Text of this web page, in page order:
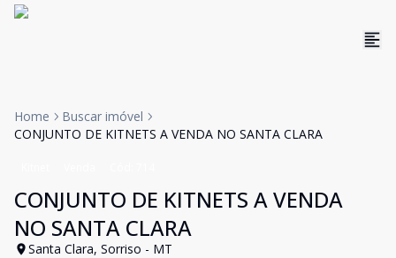
Home
Buscar imóvel
CONJUNTO DE KITNETS A VENDA NO SANTA CLARA
CONJUNTO DE KITNETS A VENDA
NO SANTA CLARA
Santa Clara, Sorriso - MT